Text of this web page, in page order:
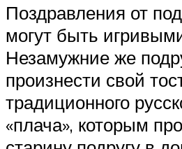
Поздравления от
могут быть
Незамужние же
произнести свой
традиционного
«плача», которым